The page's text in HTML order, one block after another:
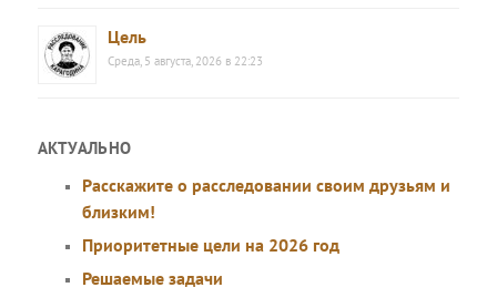
Цель
Среда, 5 августа, 2026 в 22:23
АКТУАЛЬНО
Расскажите о расследовании своим друзьям и
близким!
Приоритетные цели на 2026 год
Решаемые задачи